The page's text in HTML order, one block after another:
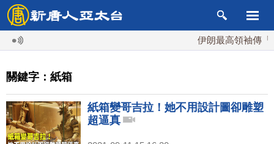
伊朗最高領袖傳「
關鍵字：紙箱
紙箱變哥吉拉！她不用設計圖卻雕塑
超逼真